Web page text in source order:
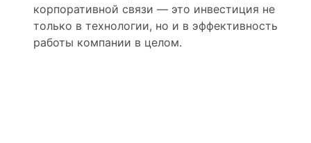
корпоративной связи — это инвестиция не
только в технологии, но и в эффективность
работы компании в целом.